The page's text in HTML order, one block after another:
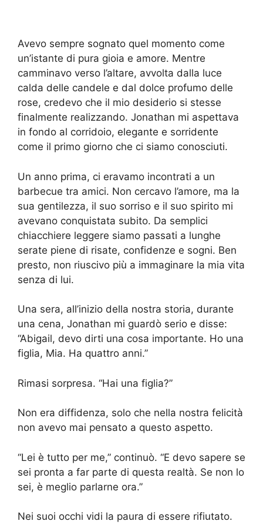
Avevo sempre sognato quel momento come
un’istante di pura gioia e amore. Mentre
camminavo verso l’altare, avvolta dalla luce
calda delle candele e dal dolce profumo delle
rose, credevo che il mio desiderio si stesse
finalmente realizzando. Jonathan mi aspettava
in fondo al corridoio, elegante e sorridente
come il primo giorno che ci siamo conosciuti.
Un anno prima, ci eravamo incontrati a un
barbecue tra amici. Non cercavo l’amore, ma la
sua gentilezza, il suo sorriso e il suo spirito mi
avevano conquistata subito. Da semplici
chiacchiere leggere siamo passati a lunghe
serate piene di risate, confidenze e sogni. Ben
presto, non riuscivo più a immaginare la mia vita
senza di lui.
Una sera, all’inizio della nostra storia, durante
una cena, Jonathan mi guardò serio e disse:
“Abigail, devo dirti una cosa importante. Ho una
figlia, Mia. Ha quattro anni.”
Rimasi sorpresa. “Hai una figlia?”
Non era diffidenza, solo che nella nostra felicità
non avevo mai pensato a questo aspetto.
“Lei è tutto per me,” continuò. “E devo sapere se
sei pronta a far parte di questa realtà. Se non lo
sei, è meglio parlarne ora.”
Nei suoi occhi vidi la paura di essere rifiutato.